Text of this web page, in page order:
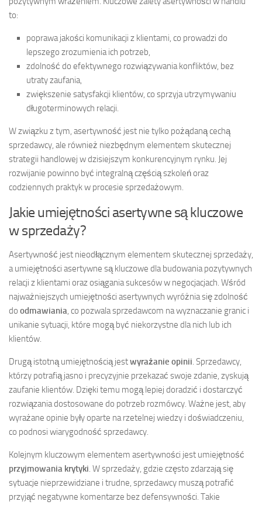
to:
poprawa jakości komunikacji z klientami, co prowadzi do
lepszego zrozumienia ich potrzeb,
zdolność do efektywnego rozwiązywania konfliktów, bez
utraty zaufania,
zwiększenie satysfakcji klientów, co sprzyja utrzymywaniu
długoterminowych relacji.
W związku z tym, asertywność jest nie tylko pożądaną cechą
sprzedawcy, ale również niezbędnym elementem skutecznej
strategii handlowej w dzisiejszym konkurencyjnym rynku. Jej
rozwijanie powinno być integralną częścią szkoleń oraz
codziennych praktyk w procesie sprzedażowym.
Jakie umiejętności asertywne są kluczowe
w sprzedaży?
Asertywność jest nieodłącznym elementem skutecznej sprzedaży,
a umiejętności asertywne są kluczowe dla budowania pozytywnych
relacji z klientami oraz osiągania sukcesów w negocjacjach. Wśród
najważniejszych umiejętności asertywnych wyróżnia się zdolność
do odmawiania, co pozwala sprzedawcom na wyznaczanie granic i
unikanie sytuacji, które mogą być niekorzystne dla nich lub ich
klientów.
Drugą istotną umiejętnością jestwyrażanie opinii. Sprzedawcy,
którzy potrafią jasno i precyzyjnie przekazać swoje zdanie, zyskują
zaufanie klientów. Dzięki temu mogą lepiej doradzić i dostarczyć
rozwiązania dostosowane do potrzeb rozmówcy. Ważne jest, aby
wyrażane opinie były oparte na rzetelnej wiedzy i doświadczeniu,
co podnosi wiarygodność sprzedawcy.
Kolejnym kluczowym elementem asertywności jest umiejętność
przyjmowania krytyki. W sprzedaży, gdzie często zdarzają się
sytuacje nieprzewidziane i trudne, sprzedawcy muszą potrafić
przyjąć negatywne komentarze bez defensywności. Takie